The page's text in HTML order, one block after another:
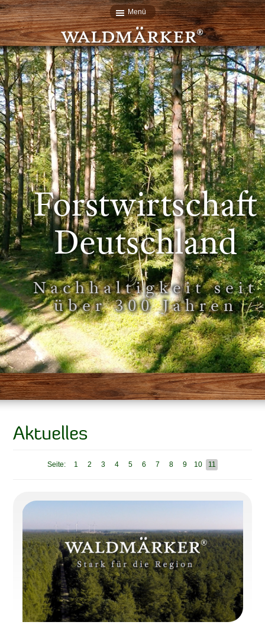
Menü
Forstwirtschaft
Deutschland
Nachhaltigkeit seit
über 300 Jahren
Aktuelles
Seite: 1 2 3 4 5 6 7 8 9 10 11